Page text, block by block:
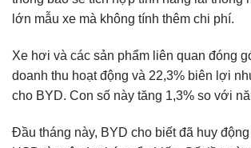
lớn mẫu xe mà không tính thêm chi phí.
Xe hơi và các sản phẩm liên quan đóng
doanh thu hoạt động và 22,3% biên lợi
cho BYD. Con số này tăng 1,3% so với
Đầu tháng này, BYD cho biết đã huy